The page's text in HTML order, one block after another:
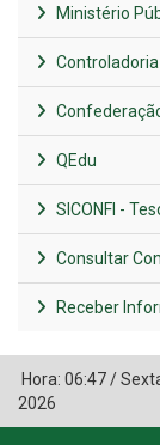
Ministério
QEdu
SICONFI -
Consultar
Receber
Hora: 06:47/
2026